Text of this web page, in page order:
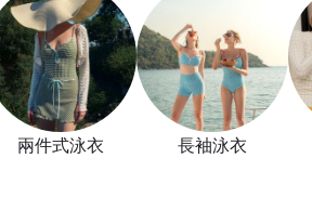
兩件式泳衣 長袖泳衣